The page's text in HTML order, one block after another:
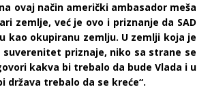
ovaj način američki ambasador meša
zemlje, već je ovo i priznanje da SAD
kao okupiranu zemlju. U zemlji koja je
suverenitet priznaje, niko sa strane se
kakva bi trebalo da bude Vlada i u
država trebalo da se kreće“.